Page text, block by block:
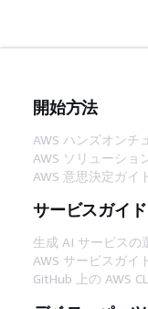
開始方法
AWS ハンズオンチ
AWS ソリューショ
AWS 意思決定ガイ
サービスガイド
生成 AI サービスの
AWS サービスガイ
GitHub 上の AWS